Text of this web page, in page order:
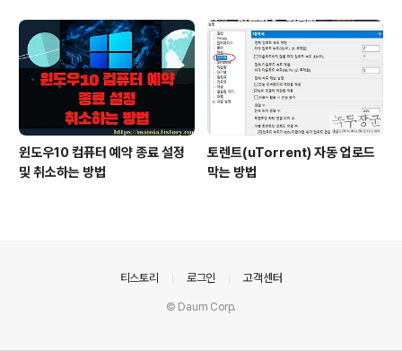
윈도우10 컴퓨터 예약 종료 설정
및 취소하는 방법
토렌트(uTorrent) 자동 업로드
막는 방법
티스토리 로그인 고객센터
© Daum Corp.